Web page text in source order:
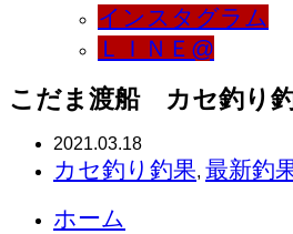
インスタグラム
ＬＩＮＥ@
こだま渡船 カセ釣り
2021.03.18
カセ釣り釣果, 最新釣
ホーム